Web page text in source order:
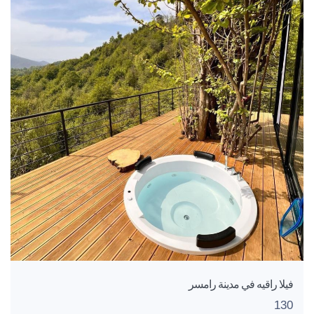
فيلا راقيه في مدينة رامسر
130